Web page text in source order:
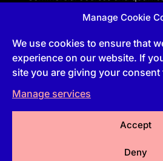
Manage Cookie
We use cookies to ensure that
experience on our website. If
site you are giving your
Manage services
Accept
Deny
Institute of Building | 3 Arlington
Way, Bracknell, RG12 1WA, UK |
Follow